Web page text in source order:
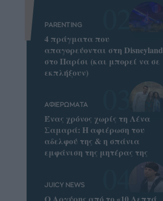
PARENTING
4 πράγματα που
απαγορεύονται στη Disneyland
στο Παρίσι (και μπορεί να σε
εκπλήξουν)
ΑΦΙΕΡΩΜΑΤΑ
Ένας χρόνος χωρίς τη Λένα
Σαμαρά: Η αφιέρωση του
αδελφού της & η σπάνια
εμφάνιση της μητέρας της
JUICY NEWS
Ο Αργύρης από το «10 Λεπτά